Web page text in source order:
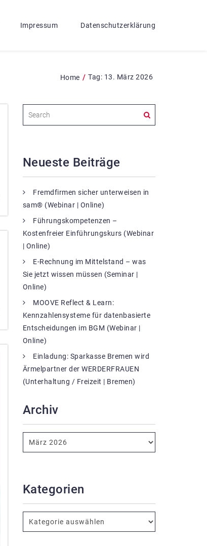
Impressum Datenschutzerklärung
Home / Tag: 13. März 2026
Neueste Beiträge
Fremdfirmen sicher unterweisen in
sam® (Webinar | Online)
Führungskompetenzen –
Kostenfreier Einführungskurs (Webinar
| Online)
E-Rechnung im Mittelstand – was
Sie jetzt wissen müssen (Seminar |
Online)
MOOVE Reflect & Learn:
Kennzahlensysteme für datenbasierte
Entscheidungen im BGM (Webinar |
Online)
Einladung: Sparkasse Bremen wird
Ärmelpartner der WERDERFRAUEN
(Unterhaltung / Freizeit | Bremen)
Archiv
Kategorien